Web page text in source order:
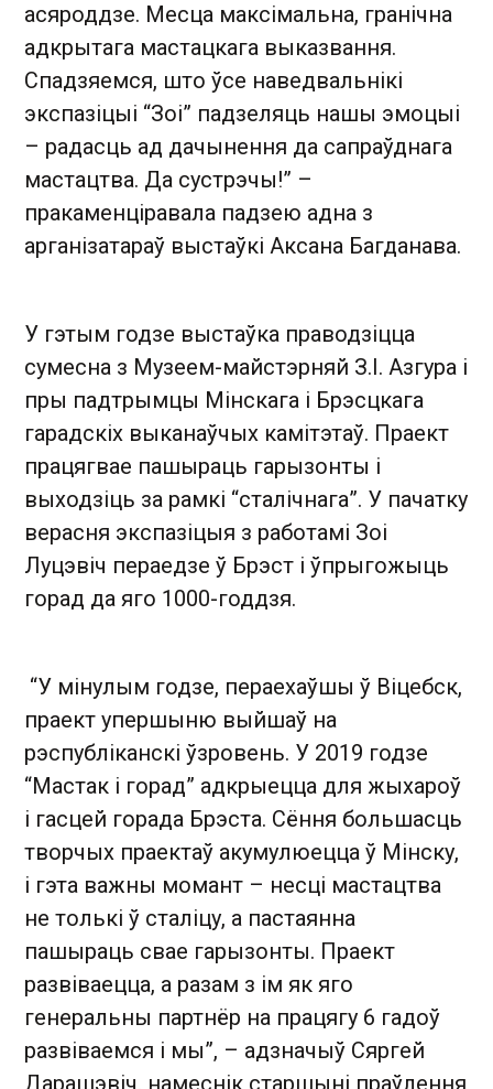
асяроддзе. Месца максімальна, гранічна
адкрытага мастацкага выказвання.
Спадзяемся, што ўсе наведвальнікі
экспазіцыі “Зоі” падзеляць нашы эмоцыі
– радасць ад дачынення да сапраўднага
мастацтва. Да сустрэчы!” –
пракаменціравала падзею адна з
арганізатараў выстаўкі Аксана Багданава.
У гэтым годзе выстаўка праводзіцца
сумесна з Музеем-майстэрняй З.І. Азгура і
пры падтрымцы Мінскага і Брэсцкага
гарадскіх выканаўчых камітэтаў. Праект
працягвае пашыраць гарызонты і
выходзіць за рамкі “сталічнага”. У пачатку
верасня экспазіцыя з работамі Зоі
Луцэвіч пераедзе ў Брэст і ўпрыгожыць
горад да яго 1000-годдзя.
“У мінулым годзе, пераехаўшы ў Віцебск,
праект упершыню выйшаў на
рэспубліканскі ўзровень. У 2019 годзе
“Мастак і горад” адкрыецца для жыхароў
і гасцей горада Брэста. Сёння большасць
творчых праектаў акумулюецца ў Мінску,
і гэта важны момант – несці мастацтва
не толькі ў сталіцу, а пастаянна
пашыраць свае гарызонты. Праект
развіваецца, а разам з ім як яго
генеральны партнёр на працягу 6 гадоў
развіваемся і мы”, – адзначыў Сяргей